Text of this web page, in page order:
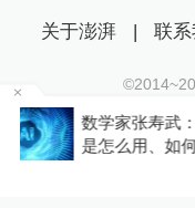
与特朗普
岛政府强
关于澎湃 | 联
©2014~
沪ICP证：沪
互联网新闻信
沪公